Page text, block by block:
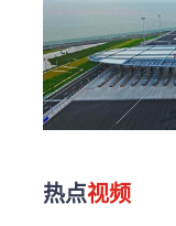
热点视频